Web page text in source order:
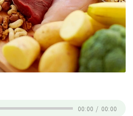
00:00 / 00:00